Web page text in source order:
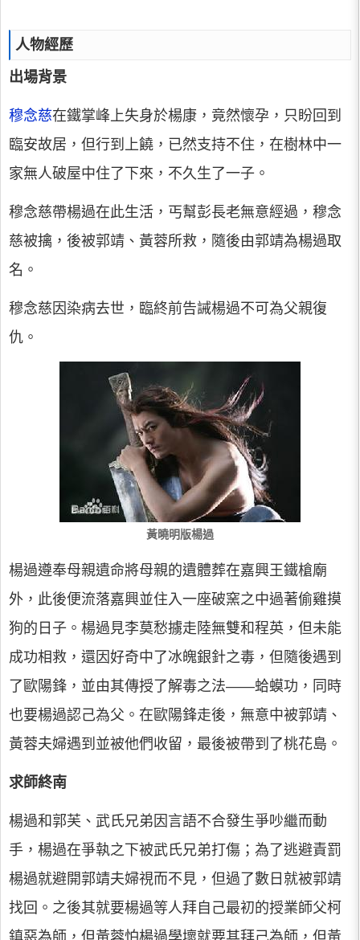
人物經歷
出場背景
穆念慈在鐵掌峰上失身於楊康，竟然懷孕，只盼回到
臨安故居，但行到上饒，已然支持不住，在樹林中一
家無人破屋中住了下來，不久生了一子。
穆念慈帶楊過在此生活，丐幫彭長老無意經過，穆念
慈被擒，後被郭靖、黃蓉所救，隨後由郭靖為楊過取
名。
穆念慈因染病去世，臨終前告誡楊過不可為父親復
仇。
黃曉明版楊過
楊過遵奉母親遺命將母親的遺體葬在嘉興王鐵槍廟
外，此後便流落嘉興並住入一座破窯之中過著偷雞摸
狗的日子。楊過見李莫愁擄走陸無雙和程英，但未能
成功相救，還因好奇中了冰魄銀針之毒，但隨後遇到
了歐陽鋒，並由其傳授了解毒之法——蛤蟆功，同時
也要楊過認己為父。在歐陽鋒走後，無意中被郭靖、
黃蓉夫婦遇到並被他們收留，最後被帶到了桃花島。
求師終南
楊過和郭芙、武氏兄弟因言語不合發生爭吵繼而動
手，楊過在爭執之下被武氏兄弟打傷；為了逃避責罰
楊過就避開郭靖夫婦視而不見，但過了數日就被郭靖
找回。之後其就要楊過等人拜自己最初的授業師父柯
鎮惡為師，但黃蓉怕楊過學壞就要其拜己為師，但黃